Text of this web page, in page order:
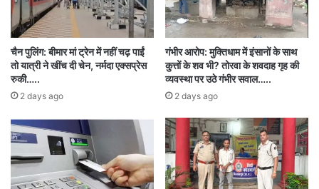
राज्यपाल रमन डेका ने किया, जिन्होंने अपने संबोधन में
व्यवस्थाओं और स्काउट एंड गाइड की सेवा भावना की
जमकर प्रशंसा की।
उन्होंने कहा कि भारत स्काउट एंड गाइड का सेवा और
समर्पण का लंबा और प्रेरणादायक इतिहास रहा है। जिस
काम को पूरा करने में आमतौर पर दो साल का समय लगता है,
उसे छत्तीसगढ़ ने सिर्फ एक महीने में पूरा कर दिखाया है। यह
चैन पुलिंग: बीमार मां ट्रेन में नहीं चढ़ पाईं
तो यात्री ने खींच दी चेन, नर्मदा एक्सप्रेस
रुकी…..
2 days ago
गंभीर आरोप: मुक्तिधाम में इंसानों के साथ
कुत्तों के शव भी? तोरवा के शवदाह गृह की
व्यवस्था पर उठे गंभीर सवाल…..
2 days ago